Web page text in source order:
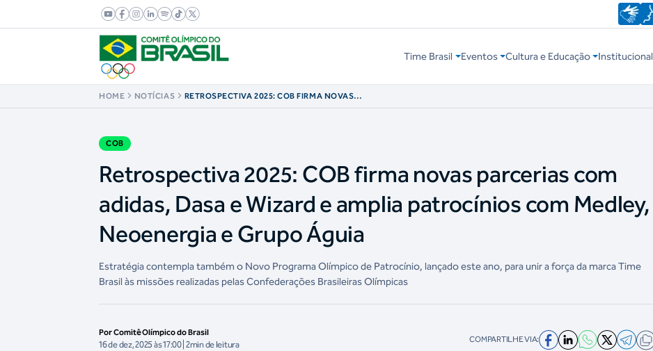
Time Brasil Eventos Cultura e Educação Institucional
HOME NOTÍCIAS
RETROSPECTIVA 2025: COB FIRMA NOVAS
COB
Retrospectiva 2025: COB firma novas parcerias com
adidas, Dasa e Wizard e amplia patrocínios com Medley,
Neoenergia e Grupo Águia
Estratégia contempla também o Novo Programa Olímpico de Patrocínio, lançado este ano, para unir a força da marca Time
Brasil às missões realizadas pelas Confederações Brasileiras Olímpicas
Por Comitê Olímpico do Brasil
16 de dez, 2025 às 17:00 | 2min de leitura COMPARTILHE VIA: